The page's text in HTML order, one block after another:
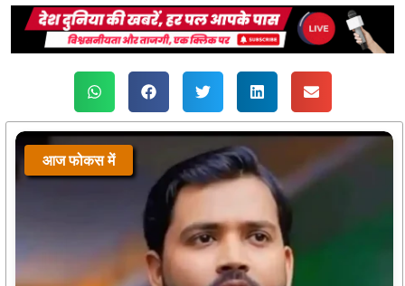
आज फोकस में